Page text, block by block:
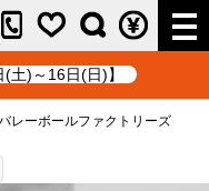
土)～16日(日)】
レーボールファクトリーズ